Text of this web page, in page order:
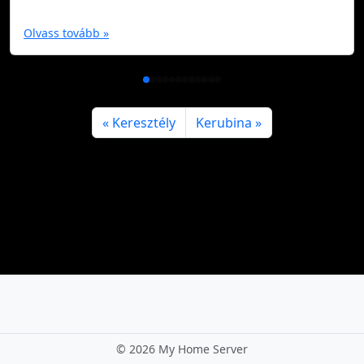
Olvass tovább »
Keresztély Kerubina
© 2026 My Home Server